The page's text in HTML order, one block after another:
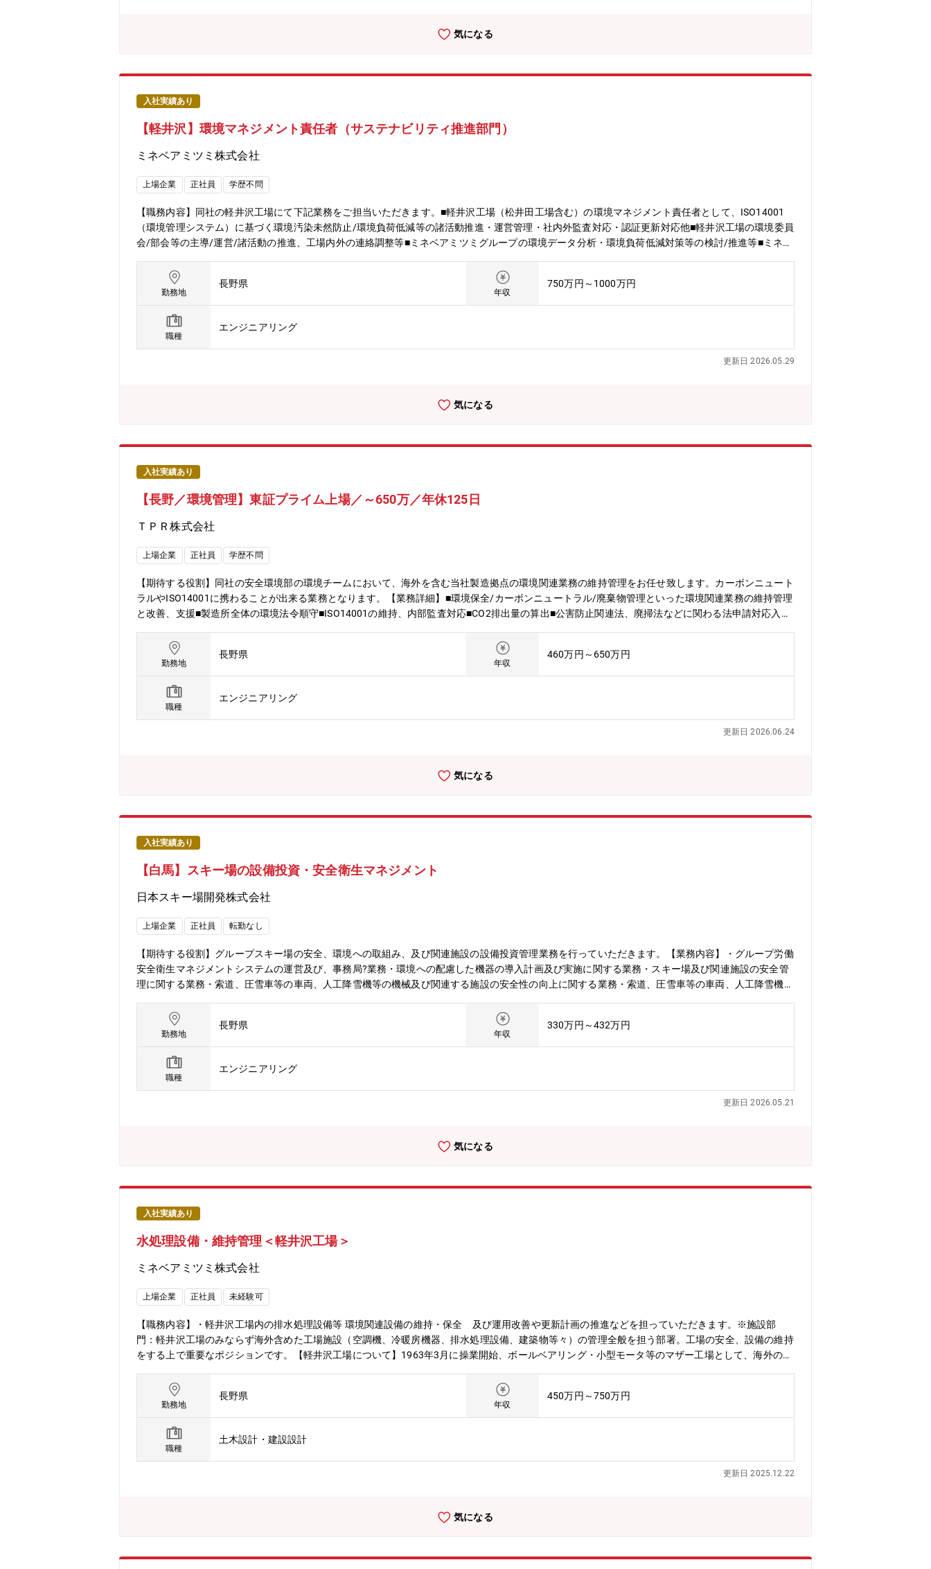
気になる
入社実績あり
【軽井沢】環境マネジメント責任者（サステナビリティ推進部門）
ミネベアミツミ株式会社
上場企業 正社員 学歴不問
【職務内容】同社の軽井沢工場にて下記業務をご担当いただきます。■軽井沢工場（松井田工場含む）の環境マネジメント責任者として、ISO14001
（環境管理システム）に基づく環境汚染未然防止/環境負荷低減等の諸活動推進・運営管理・社内外監査対応・認証更新対応他■軽井沢工場の環境委員
会/部会等の主導/運営/諸活動の推進、工場内外の連絡調整等■ミネベアミツミグループの環境データ分析・環境負荷低減対策等の検討/推進等■ミネベ
しかない「相合」精密部品メーカー～ベアリングに代表される超精密加工技術から、モーター、センサーや、半導体、無線技術などのエレクトロニク
ス技術を組み合わせ、常識を超えた「違い」で新しい価値を創造する、世界に一つしかない「※相合」精密部品メーカーです。2025年3月期は12期連
続で過去最高を更新し、売上高は約1.5兆円、営業利益945億円となりました。「※相合」とは：総合ではなく、相い合わせることを意味する造語。
当社グループのあらゆるリソースを掛け合わせ、 相乗効果により新たな価値を創造する。◆当社の成長戦略について当社の成長戦略を推し進めるキ
ードライバーになるのは、「相合活動」。多様なバックグラウンド・ 情熱を持つ10万人の人材が、 技術、事業を相い合わせ、 価値を最大化しま
す。・戦略（１）：オーガニック成長×M＆A成長～当社は1951年7月、日本で初めてのミニチュアベアリング専業メーカーとして誕生。創業以来58社
（2024年8月末現在）との経営統合を経て、ボールベアリングからモーター、センサー、アクセス製品、 半導体に至るまで、コア事業の8本槍製品を
戦略（２）：社会的課題解決製品の開発と部品供給現代社会は少子高齢化、医療問題、ロボティクス、エネルギー問題など様々な課題を抱えていま
出」の３つです。これら３つの強みをかけ合わせ、シナジーを生み出すことにより、 社会的課題解決に貢献し、 会社と地球・社会のサステナビリテ
生産・開発拠点を展開。グループ全体の生産高に占める海外比率は約8割となります。
勤務地
長野県
年収
750万円～1000万円
職種
エンジニアリング
更新日 2026.05.29
気になる
入社実績あり
【長野／環境管理】東証プライム上場／～650万／年休125日
ＴＰＲ株式会社
上場企業 正社員 学歴不問
【期待する役割】同社の安全環境部の環境チームにおいて、海外を含む当社製造拠点の環境関連業務の維持管理をお任せ致します。カーボンニュート
ラルやISO14001に携わることが出来る業務となります。【業務詳細】■環境保全/カーボンニュートラル/廃棄物管理といった環境関連業務の維持管理
と改善、支援■製造所全体の環境法令順守■ISO14001の維持、内部監査対応■CO2排出量の算出■公害防止関連法、廃掃法などに関わる法申請対応入社
ンとなります。【働き方】残業時間は10時間程度、土日休み、夜間対応なしと働きやすい環境です。月に1回程度、改善活動の推進・現場メンバーと
の連携として、国内グループ拠点への出張が発生する可能性が御座います。【配属先について】安全環境部は10名の組織となり、安全チーム(6名)と
環境チーム(4名)に分かれております。当社2カ所の製造拠点（長野・岐阜）を始め、海外の製造拠点の安全管理・環境維持を本部として統括・管理し
ている部署となります。安全環境に関わる実務は各製造拠点のメンバーがしており、製造拠点への支援・改善策の提案がメインとなります。【入社後
の流れ】現在、ISO業務を担当している先輩社員からOJTがメインとなりますが、入社直後は外部研修にも参加頂きながら、環境に関する法令や業務
を頂ける環境ですので、未経験の方でもご安心下さい。【同社について】創業80年を超える東証プライム上場の自動車部品メーカーです。当社主力
製品であるピストンリング、シリンダライナは世界シェアトップクラスを誇り、国内市場についてもすべての完成車メーカーと取引を行っておりま
勤務地
長野県
年収
460万円～650万円
職種
エンジニアリング
更新日 2026.06.24
気になる
入社実績あり
【白馬】スキー場の設備投資・安全衛生マネジメント
日本スキー場開発株式会社
上場企業 正社員 転勤なし
【期待する役割】グループスキー場の安全、環境への取組み、及び関連施設の設備投資管理業務を行っていただきます。【業務内容】・グループ労働
安全衛生マネジメントシステムの運営及び、事務局?業務・環境への配慮した機器の導入計画及び実施に関する業務・スキー場及び関連施設の安全管
理に関する業務・索道、圧雪車等の車両、人工降雪機等の機械及び関連する施設の安全性の向上に関する業務・索道、圧雪車等の車両、人工降雪機等
務・設備に関する技術向上に関する業務・関連する技術者育成に関する業務・関連する事業の共同購入計画、実施及び合理化に関する業務・社内及び
外部企業へのスキー場安全運営に関する助言業務・運営受託事業に関する助言及び、安全管理業務・新規案件スキー場の技術安全に関する調査業務・
国内外出張あり・海外メーカーとの交渉業務等【組織構成】3名（部長1名、マネジャー1名、一般職1名）
勤務地
長野県
年収
330万円～432万円
職種
エンジニアリング
更新日 2026.05.21
気になる
入社実績あり
水処理設備・維持管理＜軽井沢工場＞
ミネベアミツミ株式会社
上場企業 正社員 未経験可
【職務内容】・軽井沢工場内の排水処理設備等 環境関連設備の維持・保全 及び運用改善や更新計画の推進などを担っていただきます。※施設部
門：軽井沢工場のみならず海外含めた工場施設（空調機、冷暖房機器、排水処理設備、建築物等々）の管理全般を担う部署。工場の安全、設備の維持
をする上で重要なポジションです。【軽井沢工場について】1963年3月に操業開始、ボールベアリング・小型モータ等のマザー工場として、海外の関
カー～ベアリングに代表される超精密加工技術から、モーター、センサーや、半導体、無線技術などのエレクトロニクス技術を組み合わせ、常識を超
えた「違い」で新しい価値を創造する、世界に一つしかない「※相合」精密部品メーカーです。2025年3月期は12期連続で過去最高を更新し、売上高
は約1.5兆円、営業利益945億円となりました。「※相合」とは：総合ではなく、相い合わせることを意味する造語。 当社グループのあらゆるリソー
スを掛け合わせ、 相乗効果により新たな価値を創造する。◆当社の成長戦略について当社の成長戦略を推し進めるキードライバーになるのは、「相
合活動」。多様なバックグラウンド・ 情熱を持つ10万人の人材が、 技術、事業を相い合わせ、 価値を最大化します。・戦略（１）：オーガニック成
長×M＆A成長～当社は1951年7月、日本で初めてのミニチュアベアリング専業メーカーとして誕生。創業以来58社（2024年8月末現在）との経営統合
を経て、ボールベアリングからモーター、センサー、アクセス製品、 半導体に至るまで、コア事業の8本槍製品を中心に、シナジーある会社の統合を
開発と部品供給現代社会は少子高齢化、医療問題、ロボティクス、エネルギー問題など様々な課題を抱えています。その社会的課題の解決を貢献す
勤務地
長野県
年収
450万円～750万円
職種
土木設計・建設設計
更新日 2025.12.22
気になる